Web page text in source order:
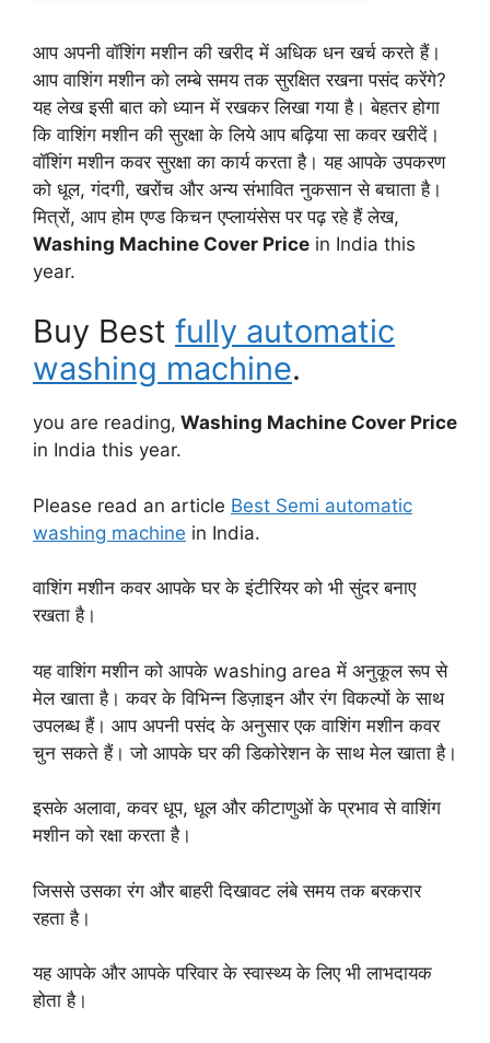
आप अपनी वॉशिंग मशीन की खरीद में अधिक धन खर्च करते हैं।
आप वाशिंग मशीन को लम्बे समय तक सुरक्षित रखना पसंद करेंगे?
यह लेख इसी बात को ध्यान में रखकर लिखा गया है। बेहतर होगा
कि वाशिंग मशीन की सुरक्षा के लिये आप बढ़िया सा कवर खरीदें।
वॉशिंग मशीन कवर सुरक्षा का कार्य करता है। यह आपके उपकरण
को धूल, गंदगी, खरोंच और अन्य संभावित नुकसान से बचाता है।
मित्रों, आप होम एण्ड किचन एप्लायंसेस पर पढ़ रहे हैं लेख,
Washing Machine Cover Price in India this
year.
Buy Best fully automatic
washing machine.
you are reading, Washing Machine Cover Price
in India this year.
Please read an article Best Semi automatic
washing machine in India.
वाशिंग मशीन कवर आपके घर के इंटीरियर को भी सुंदर बनाए
रखता है।
यह वाशिंग मशीन को आपके washing area में अनुकूल रूप से
मेल खाता है। कवर के विभिन्न डिज़ाइन और रंग विकल्पों के साथ
उपलब्ध हैं। आप अपनी पसंद के अनुसार एक वाशिंग मशीन कवर
चुन सकते हैं। जो आपके घर की डिकोरेशन के साथ मेल खाता है।
इसके अलावा, कवर धूप, धूल और कीटाणुओं के प्रभाव से वाशिंग
मशीन को रक्षा करता है।
जिससे उसका रंग और बाहरी दिखावट लंबे समय तक बरकरार
रहता है।
यह आपके और आपके परिवार के स्वास्थ्य के लिए भी लाभदायक
होता है।